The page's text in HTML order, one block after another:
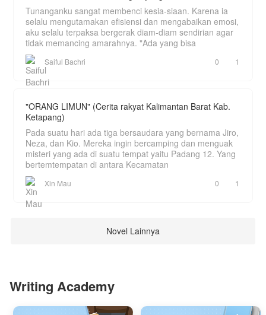
Tunanganku sangat membenci kesia-siaan. Karena ia
selalu mengutamakan efisiensi dan mengabaikan emosi,
aku selalu terpaksa bergerak diam-diam sendirian agar
tidak memancing amarahnya. "Ada yang bisa
Saiful Bachri 0 1
"ORANG LIMUN" (Cerita rakyat Kalimantan Barat Kab.
Ketapang)
Pada suatu hari ada tiga bersaudara yang bernama Jiro,
Neza, dan Kio. Mereka ingin bercamping dan menguak
misteri yang ada di suatu tempat yaitu Padang 12. Yang
bertemtempatan di antara Kecamatan
Xin Mau 0 1
Novel Lainnya
Writing Academy